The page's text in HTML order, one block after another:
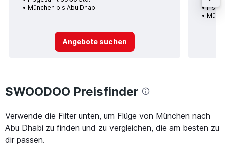
München bis Abu Dhabi
Angebote suchen
SWOODOO Preisfinder
Verwende die Filter unten, um Flüge von München nach
Abu Dhabi zu finden und zu vergleichen, die am besten zu
dir passen.